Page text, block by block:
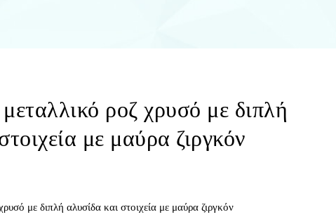
ροζ χρυσό με διπλή
με μαύρα ζιργκόν
με διπλή αλυσίδα και στοιχεία με μαύρα ζιργκόν